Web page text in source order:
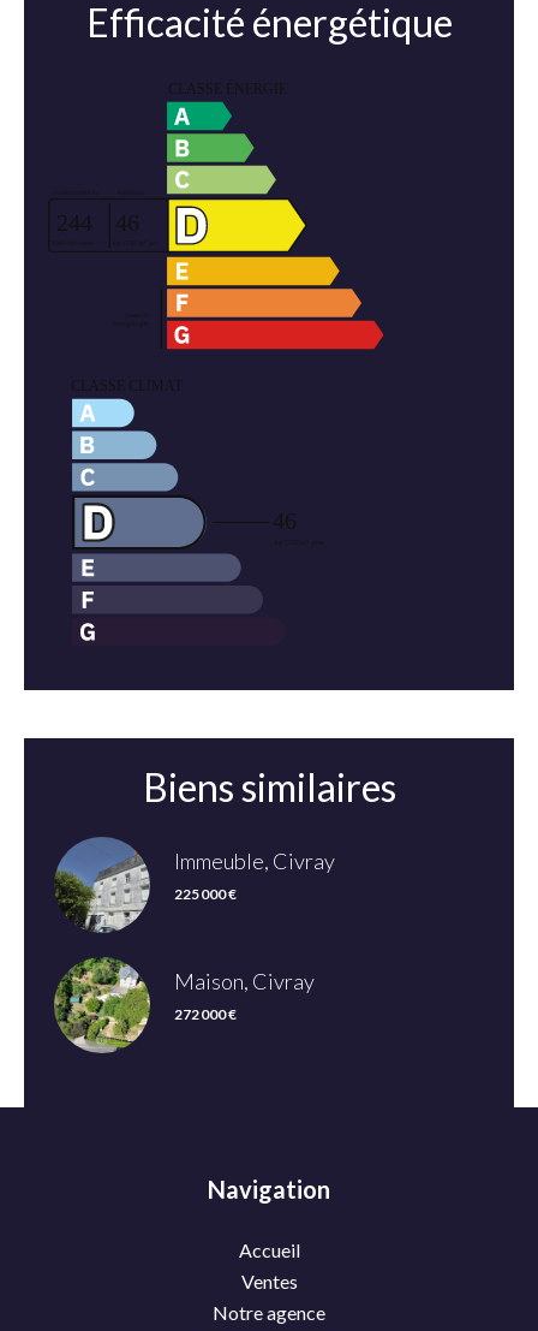
Efficacité énergétique
Biens similaires
Immeuble, Civray
225 000 €
Maison, Civray
272 000 €
Navigation
Accueil
Ventes
Notre agence